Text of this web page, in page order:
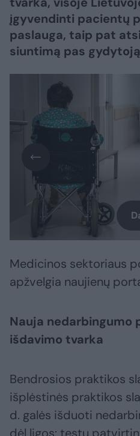
įgyvendinti pacientų
paslauga, taip pat
siuntimą pas
Medicinos sektoriaus
apžvelgia naujienų
Nauja nedarbingumo
išdavimo tvarka
Bendrosios praktikos
išplėstinės praktikos
d. galės išduoti